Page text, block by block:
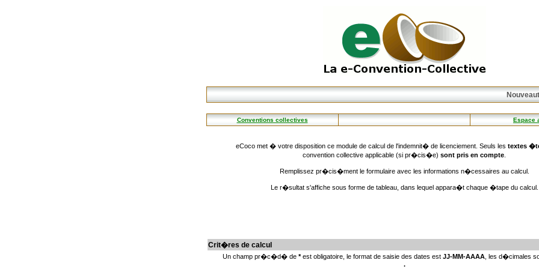
Conventions collectives Espace
eCoco met � votre disposition ce module de calcul de l'indemnit� de licenciement. Seuls les textes
convention collective applicable (si pr�cis�e) sont pris en compte
Remplissez pr�cis�ment le formulaire avec les informations n�cessaires au calcul.
Le r�sultat s'affiche sous forme de tableau, dans lequel appara�t chaque �tape du calcul.
Crit�res de calcul
Un champ pr�c�d� de *est obligatoire, le format de saisie des dates est JJ-MM-AAAA, les d�cimales
.